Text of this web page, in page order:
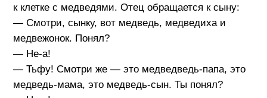
к клетке с медведями. Отец обращается к сыну:
— Смотри, сынку, вот медведь, медведиха и
медвежонок. Понял?
— Не-а!
— Тьфу! Смотри же — это медведведь-папа, это
медведь-мама, это медведь-сын. Ты понял?